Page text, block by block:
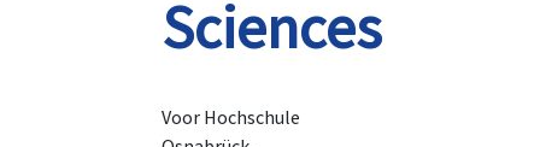
Sciences
Voor Hochschule